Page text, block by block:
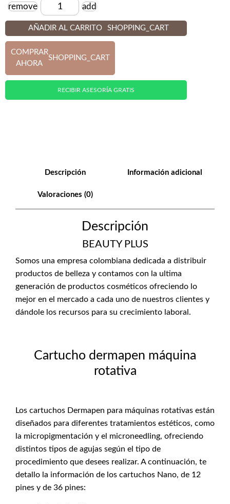
Cantidad
remove add
AÑADIR AL CARRITO SHOPPING_CART
COMPRAR
AHORA
SHOPPING_CART
RECIBIR ASESORÍA GRATIS
Descripción Información adicional
Valoraciones (0)
Descripción
BEAUTY PLUS
Somos una empresa colombiana dedicada a distribuir
productos de belleza y contamos con la ultima
generación de productos cosméticos ofreciendo lo
mejor en el mercado a cada uno de nuestros clientes y
dándole los recursos para su crecimiento laboral.
Cartucho dermapen máquina
rotativa
Los cartuchos Dermapen para máquinas rotativas están
diseñados para diferentes tratamientos estéticos, como
la micropigmentación y el microneedling, ofreciendo
distintos tipos de agujas según el tipo de
procedimiento que desees realizar. A continuación, te
detallo la información de los cartuchos Nano, de 12
pines y de 36 pines: